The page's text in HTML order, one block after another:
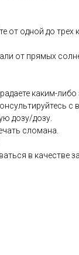
от одной до
от прямых
каким-
с
дозу/дозу.
сломана.
в качестве